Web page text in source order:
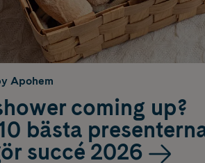
Apohem
coming up?
bästa
succé 2026